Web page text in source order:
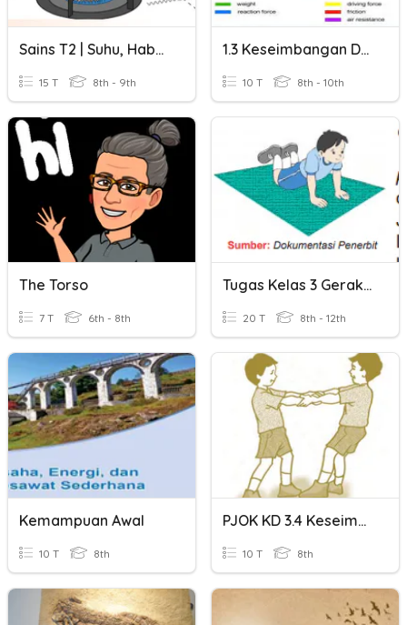
Sains T2 | Suhu, Haba Dan Keseimbangan Terma
15 T 8th - 9th
1.3 Keseimbangan Daya
10 T 8th - 10th
The Torso
7 T 6th - 8th
Tugas Kelas 3 Gerak Keseimbangan, Kelenturan Dan Kekuatan
20 T 8th - 12th
Kemampuan Awal
10 T 8th
PJOK KD 3.4 Keseimbangan Statis Posisi Duduk, Berdiri, Dan B
10 T 8th